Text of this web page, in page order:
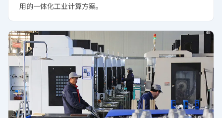
用的一体化工业计算方案。